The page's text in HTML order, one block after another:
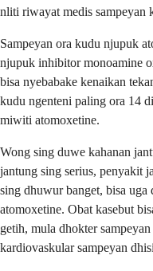
nliti riwayat medis sampeyan
Sampeyan ora kudu njupuk
njupuk inhibitor monoamine
bisa nyebabake kenaikan
kudu ngenteni paling ora 14
miwiti atomoxetine.
Wong sing duwe kahanan
jantung sing serius, penyakit
sing dhuwur banget, bisa
atomoxetine. Obat kasebut
getih, mula dhokter
kardiovaskular sampeyan